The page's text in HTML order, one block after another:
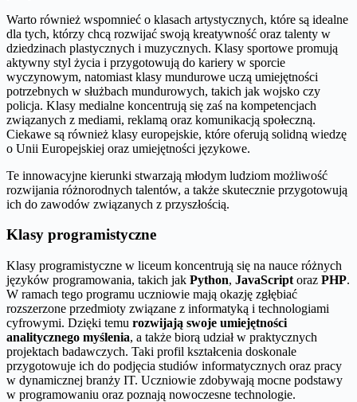
Warto również wspomnieć o klasach artystycznych, które są idealne
dla tych, którzy chcą rozwijać swoją kreatywność oraz talenty w
dziedzinach plastycznych i muzycznych. Klasy sportowe promują
aktywny styl życia i przygotowują do kariery w sporcie
wyczynowym, natomiast klasy mundurowe uczą umiejętności
potrzebnych w służbach mundurowych, takich jak wojsko czy
policja. Klasy medialne koncentrują się zaś na kompetencjach
związanych z mediami, reklamą oraz komunikacją społeczną.
Ciekawe są również klasy europejskie, które oferują solidną wiedzę
o Unii Europejskiej oraz umiejętności językowe.
Te innowacyjne kierunki stwarzają młodym ludziom możliwość
rozwijania różnorodnych talentów, a także skutecznie przygotowują
ich do zawodów związanych z przyszłością.
Klasy programistyczne
Klasy programistyczne w liceum koncentrują się na nauce różnych
języków programowania, takich jak Python, JavaScript oraz PHP.
W ramach tego programu uczniowie mają okazję zgłębiać
rozszerzone przedmioty związane z informatyką i technologiami
cyfrowymi. Dzięki temu rozwijają swoje umiejętności
analitycznego myślenia, a także biorą udział w praktycznych
projektach badawczych. Taki profil kształcenia doskonale
przygotowuje ich do podjęcia studiów informatycznych oraz pracy
w dynamicznej branży IT. Uczniowie zdobywają mocne podstawy
w programowaniu oraz poznają nowoczesne technologie.